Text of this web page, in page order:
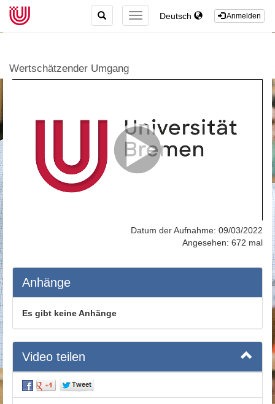
Anmelden
Deutsch
TOGGLE
NAVIGATION
TOGGLE
SEARCH
Wertschätzender Umgang
Datum der Aufnahme: 09/03/2022
Angesehen: 672 mal
Anhänge
Es gibt keine Anhänge
Video teilen